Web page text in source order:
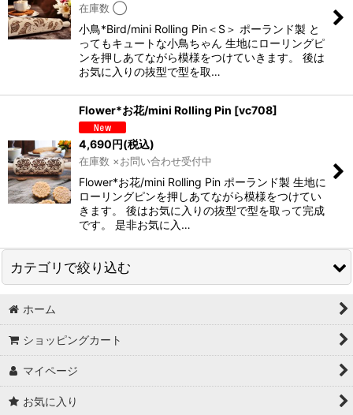
並び順:
絞り込む
在庫数 ◯
小鳥*Bird/mini Rolling Pin＜S＞ ポーランド製 と
ってもキュートな小鳥ちゃん 生地にローリングピ
ンを押しあてながら模様をつけていきます。 後は
お気に入りの抜型で型を取…
Flower*お花/mini Rolling Pin [vc708]
4,690円(税込)
在庫数 ×お問い合わせ受付中
Flower*お花/mini Rolling Pin ポーランド製 生地に
ローリングピンを押しあてながら模様をつけてい
きます。 後はお気に入りの抜型で型を取って完成
です。 是非お気に入…
カテゴリで絞り込む
木製rolling pin/ローリングピン (全商品)
rolling pin
season/rolling
ホーム
ショッピングカート
マイページ
お気に入り